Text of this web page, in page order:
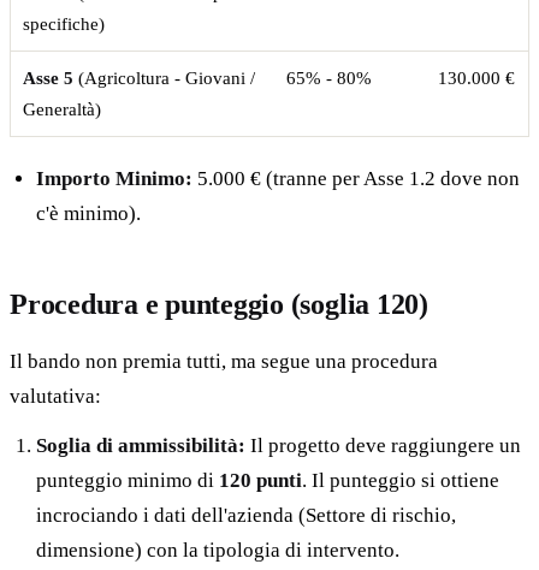
specifiche)
Asse 5 (Agricoltura - Giovani /
Generaltà)
65% - 80% 130.000 €
Importo Minimo: 5.000 € (tranne per Asse 1.2 dove non
c'è minimo).
Procedura e punteggio (soglia 120)
Il bando non premia tutti, ma segue una procedura
valutativa:
Soglia di ammissibilità: Il progetto deve raggiungere un
punteggio minimo di 120 punti. Il punteggio si ottiene
incrociando i dati dell'azienda (Settore di rischio,
dimensione) con la tipologia di intervento.